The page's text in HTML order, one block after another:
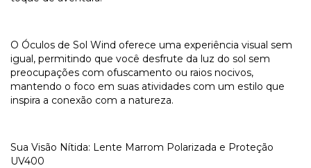
O Óculos de Sol Wind oferece uma experiência visual sem
igual, permitindo que você desfrute da luz do sol sem
preocupações com ofuscamento ou raios nocivos,
mantendo o foco em suas atividades com um estilo que
inspira a conexão com a natureza.
Sua Visão Nítida: Lente Marrom Polarizada e Proteção
UV400